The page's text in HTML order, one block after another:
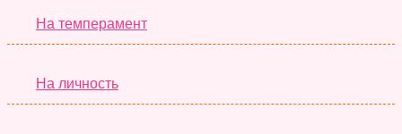
На темперамент
На личность